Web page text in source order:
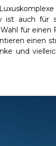
auch für
für einen
einen
und